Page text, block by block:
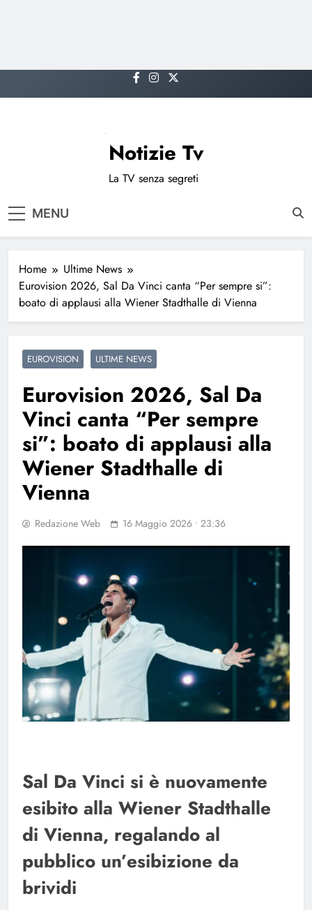
to
Notizie Tv
La TV senza segreti
MENU
Home
Ultime News
Eurovision 2026, Sal Da Vinci canta “Per sempre si”:
boato di applausi alla Wiener Stadthalle di Vienna
EUROVISION ULTIME NEWS
Eurovision 2026, Sal Da
Vinci canta “Per sempre
si”: boato di applausi alla
Wiener Stadthalle di
Vienna
Redazione Web 16 Maggio 2026 • 23:36
Sal Da Vinci si è nuovamente
esibito alla Wiener Stadthalle
di Vienna, regalando al
pubblico un’esibizione da
brividi